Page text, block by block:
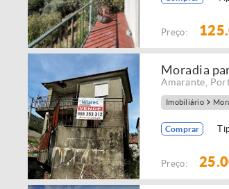
Preço:
Moradia
Amarante
Imobiliário
Comprar
Preço: